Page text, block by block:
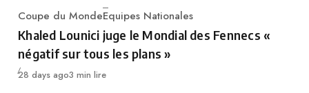
Category
Coupe du MondeEquipes Nationales
Khaled Lounici juge le Mondial des Fennecs «
négatif sur tous les plans »
Publié
28 days ago3 min lire